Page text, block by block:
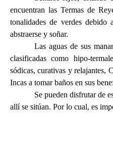
encuentran las Termas de
tonalidades de verdes debido
abstraerse y soñar.
Las aguas de sus
clasificadas como hipo-
sódicas, curativas y relajantes,
Incas a tomar baños en sus
Se pueden disfrutar de
allí se sitúan. Por lo cual, es